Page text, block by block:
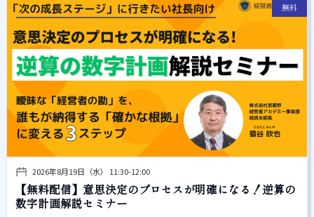
無料
2026年8月19日（水） 11:30-12:00
【無料配信】意思決定のプロセスが明確になる！逆算の
数字計画解説セミナー